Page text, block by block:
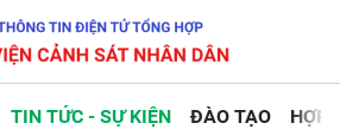
TIN TỨC - SỰ KIỆN ĐÀO TẠO HỢP